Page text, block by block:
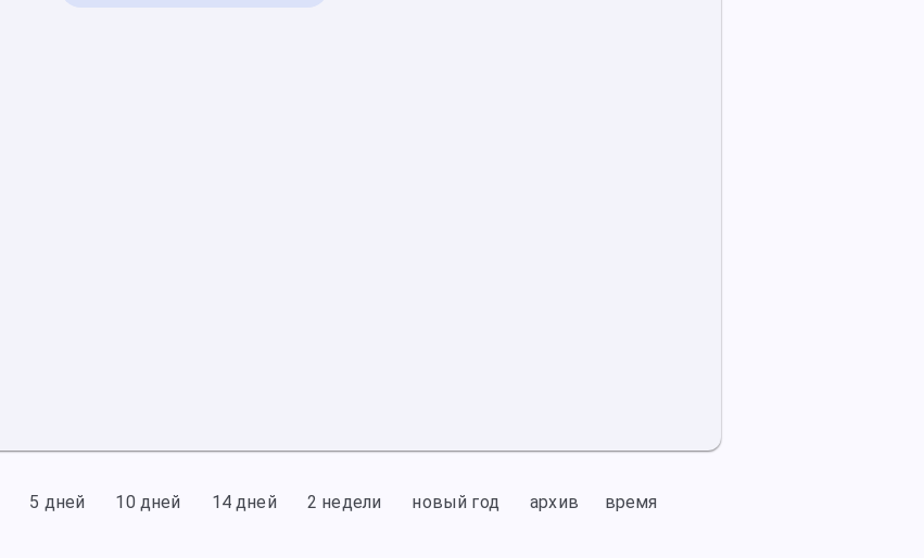
5 дней 10 дней 14 дней 2 недели новый год архив время